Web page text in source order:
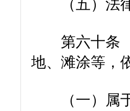
（五）法律
第六十条 对
地、滩涂等，
（一）属于